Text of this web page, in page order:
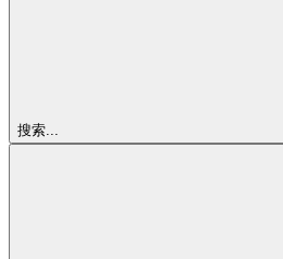
搜索...